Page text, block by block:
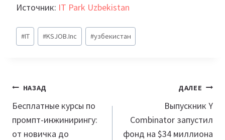
Источник: IT Park Uzbekistan
Метки
записи:
#IT #KSJOB.Inc #узбекистан
Навигация
по
записям
НАЗАД
Бесплатные курсы по
промпт-инжинирингу:
от новичка до
ДАЛЕЕ
Выпускник Y
Combinator запустил
фонд на $34 миллиона